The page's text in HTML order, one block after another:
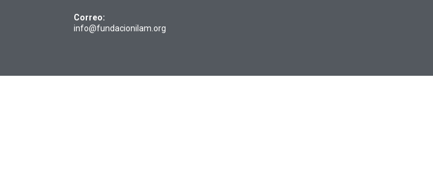
Correo:
info@fundacionilam.org